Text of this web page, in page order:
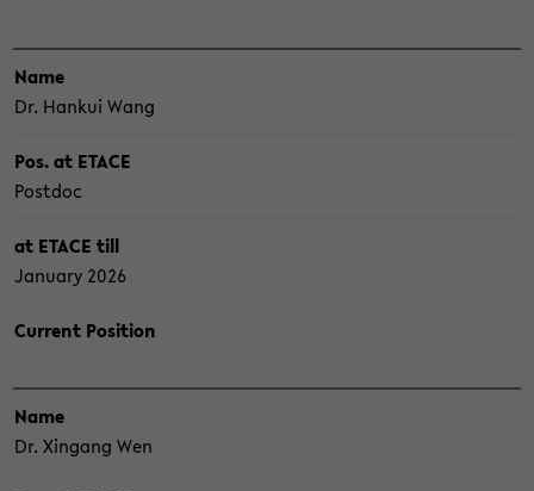
Name
Dr. Han­kui Wang
Pos. at ETACE
Post­doc
at ETACE till
Ja­nuary 2026
Cur­rent Po­si­ti­on
Name
Dr. Xin­gang Wen